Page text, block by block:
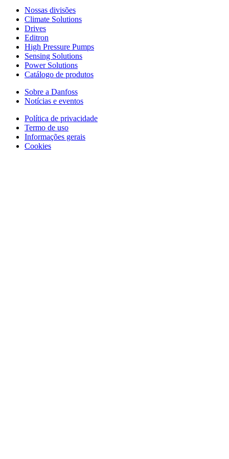
Nossas divisões
Climate Solutions
Drives
Editron
High Pressure Pumps
Sensing Solutions
Power Solutions
Catálogo de produtos
Sobre a Danfoss
Notícias e eventos
Política de privacidade
Termo de uso
Informações gerais
Cookies